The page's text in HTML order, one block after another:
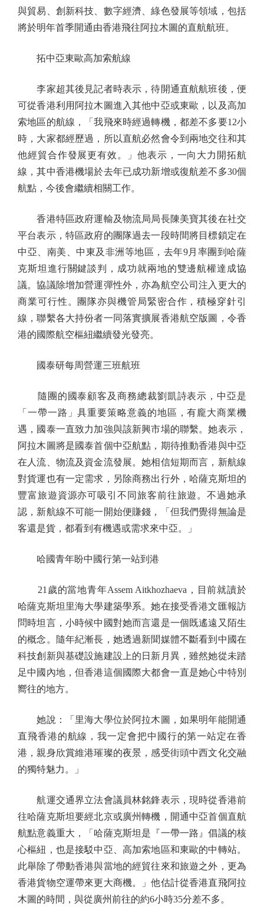
與貿易、創新科技、數字經濟、綠色發展等領域，包括
將於明年首季開通由香港飛往阿拉木圖的直航航班。
拓中亞東歐高加索航線
李家超其後見記者時表示，待開通直航航班後，便
可從香港利用阿拉木圖進入其他中亞或東歐，以及高加
索地區的航線，「我飛來時經過轉機，都差不多要12小
時，大家都經歷過，所以直航必然會令到兩地交往和其
他經貿合作發展更有效。」他表示，一向大力開拓航
線，其中香港機場於去年已成功新增或復航差不多30個
航點，今後會繼續相關工作。
香港特區政府運輸及物流局局長陳美寶其後在社交
平台表示，特區政府的團隊過去一段時間將目標鎖定在
中亞、南美、中東及非洲等地區，去年9月率團到哈薩
克斯坦進行關鍵談判，成功就兩地的雙邊航權達成協
議。協議除增加營運彈性外，亦為航空公司注入更大的
商業可行性。團隊亦與機管局緊密合作，積極穿針引
線，聯繫各大持份者一同落實擴展香港航空版圖，令香
港的國際航空樞紐繼續發光發亮。
國泰研每周營運三班航班
隨團的國泰顧客及商務總裁劉凱詩表示，中亞是
「一帶一路」具重要策略意義的地區，有龐大商業機
遇，國泰一直致力加強與該新興市場的聯繫。她表示，
阿拉木圖將是國泰首個中亞航點，期待推動香港與中亞
在人流、物流及資金流發展。她相信短期而言，新航線
對貨運也有一定需求，另除商務出行外，哈薩克斯坦的
豐富旅遊資源亦可吸引不同旅客前往旅遊。不過她承
認，新航線不可能一開始便賺錢，「但我們覺得無論是
客還是貨，都看到有機遇或需求來中亞。」
哈國青年盼中國行第一站到港
21歲的當地青年Assem Aitkhozhaeva，目前就讀於
哈薩克斯坦里海大學建築學系。她在接受香港文匯報訪
問時坦言，小時候中國對她而言還是一個既遙遠又陌生
的概念。隨年紀漸長，她透過新聞媒體不斷看到中國在
科技創新與基礎設施建設上的日新月異，雖然她從未踏
足中國內地，但香港這個國際大都會一直是她心中特別
嚮往的地方。
她說：「里海大學位於阿拉木圖，如果明年能開通
直飛香港的航線，我一定會把中國行的第一站定在香
港，親身欣賞維港璀璨的夜景，感受街頭中西文化交融
的獨特魅力。」
航運交通界立法會議員林銘鋒表示，現時從香港前
往哈薩克斯坦要經北京或廣州轉機，開通中亞首個直航
航點意義重大，「哈薩克斯坦是『一帶一路』倡議的核
心樞紐，也是接駁中亞、高加索地區和東歐的中轉站。
此舉除了帶動香港與當地的經貿往來和旅遊之外，更為
香港貨物空運帶來更大商機。」他估計從香港直飛阿拉
木圖的時間，與從廣州前往的約6小時35分差不多。